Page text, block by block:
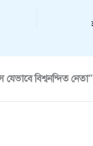
বিশ্বনন্দিত নেতা”